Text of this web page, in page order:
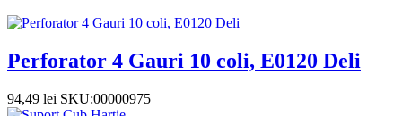
Perforator 4 Gauri 10 coli, E0120 Deli
94,49 lei SKU:00000975